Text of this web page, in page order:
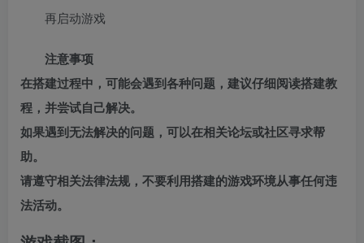
再启动游戏
注意事项
在搭建过程中，可能会遇到各种问题，建议仔细阅读搭建教
程，并尝试自己解决。
如果遇到无法解决的问题，可以在相关论坛或社区寻求帮
助。
请遵守相关法律法规，不要利用搭建的游戏环境从事任何违
法活动。